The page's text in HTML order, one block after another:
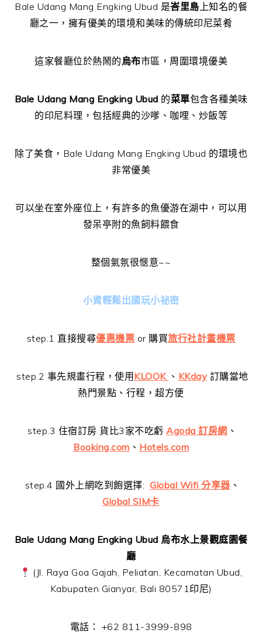
Bale Udang Mang Engking Ubud 是峇里島上知名的餐
廳之一，擁有優美的環境和美味的傳統印尼菜肴
這家餐廳位於熱鬧的烏布市區，周圍環境優美
Bale Udang Mang Engking Ubud 的菜單包含各種美味
的印尼料理，包括經典的沙嗲、咖哩、炒飯等
除了美食，Bale Udang Mang Engking Ubud 的環境也
非常優美
可以坐在室外座位上，有許多的魚優游在湖中，可以用
發呆亭附的魚飼料餵食
整個氣氛很愜意~~
小資輕鬆出國玩小祕密
step.1 直接搜尋優惠機票 or 購買旅行社計畫機票
step.2 事先規畫行程，使用 KLOOK 、 KKday 訂購當地
熱門景點、行程，超方便
step.3 住宿訂房 貨比3家不吃虧Agoda 訂房網 、
Booking.com 、 Hotels.com
step.4 國外上網吃到飽選擇: Global Wifi 分享器 、
Global SIM卡
Bale Udang Mang Engking Ubud 烏布水上景觀庭園餐
廳
(Jl. Raya Goa Gajah, Peliatan, Kecamatan Ubud,
Kabupaten Gianyar, Bali 80571印尼)
電話： +62 811-3999-898